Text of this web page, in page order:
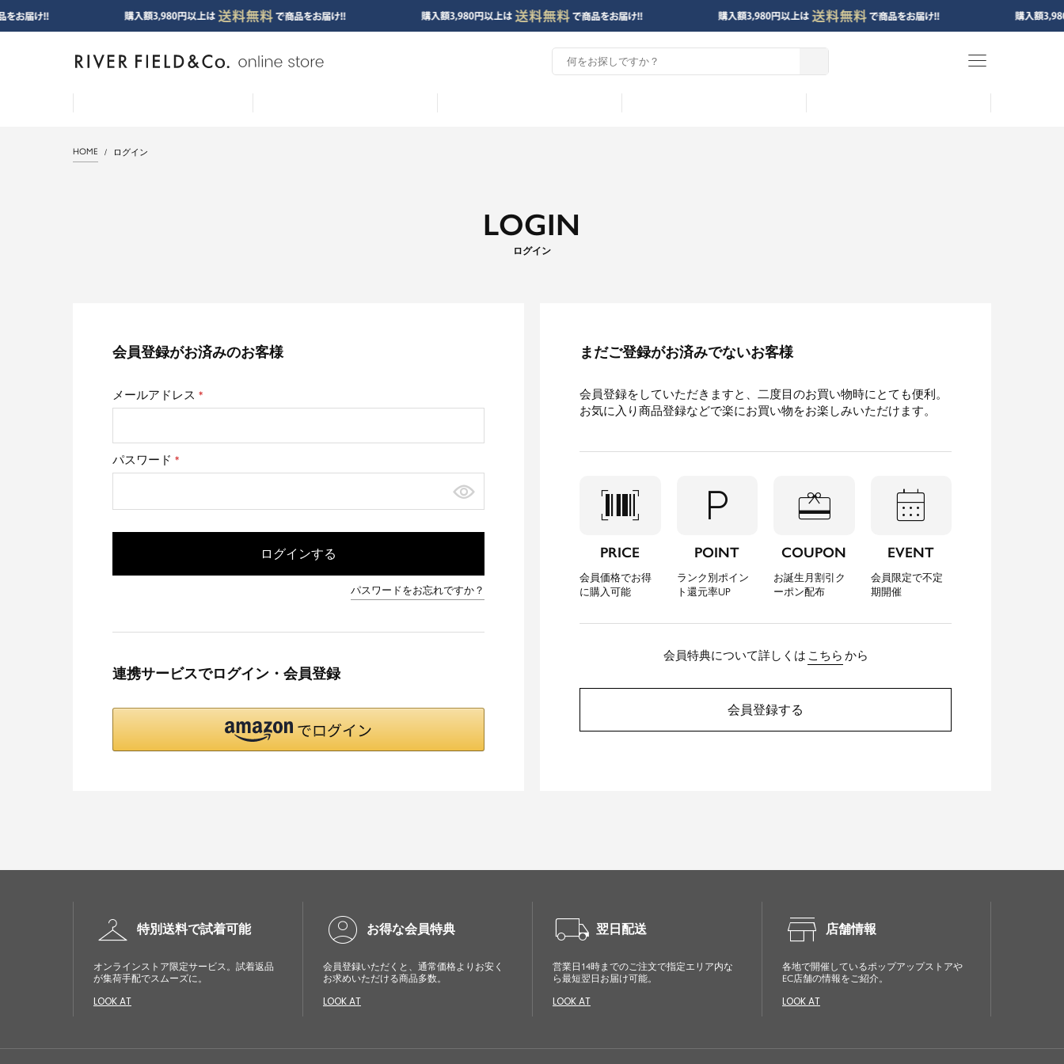
menu
HOME ログイン
LOGIN
ログイン
会員登録がお済みのお客様
メールアドレス
パスワード
ログインする
パスワードをお忘れですか？
連携サービスでログイン・会員登録
まだご登録がお済みでないお客様
会員登録をしていただきますと、二度目のお買い物時にとても便利。
お気に入り商品登録などで楽にお買い物をお楽しみいただけます。
barcode_scanner
PRICE
会員価格でお得
に購入可能
local_parking
POINT
ランク別ポイン
ト還元率UP
redeem
COUPON
お誕生月割引ク
ーポン配布
calendar_month
EVENT
会員限定で不定
期開催
会員特典について詳しくは こちら から
会員登録する
checkroom 特別送料で試着可能
オンラインストア限定サービス。試着返品
が集荷手配でスムーズに。
LOOK AT
account_circle お得な会員特典
会員登録いただくと、通常価格よりお安く
お求めいただける商品多数。
LOOK AT
local_shipping 翌日配送
営業日14時までのご注文で指定エリア内な
ら最短翌日お届け可能。
LOOK AT
store 店舗情報
各地で開催しているポップアップストアや
EC店舗の情報をご紹介。
LOOK AT